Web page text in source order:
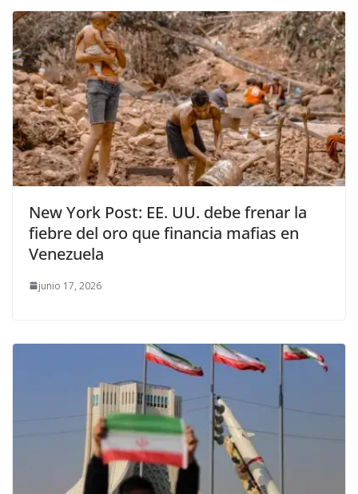
New York Post: EE. UU. debe frenar la
fiebre del oro que financia mafias en
Venezuela
junio 17, 2026